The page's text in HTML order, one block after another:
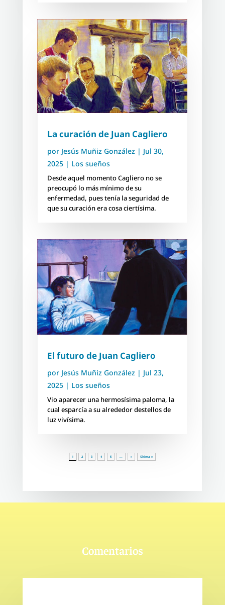
La curación de Juan Cagliero
por Jesús Muñiz González| Jul 30,
2025| Los sueños
Desde aquel momento Cagliero no se
preocupó lo más mínimo de su
enfermedad, pues tenía la seguridad de
que su curación era cosa ciertísima.
El futuro de Juan Cagliero
por Jesús Muñiz González| Jul 23,
2025| Los sueños
Vio aparecer una hermosísima paloma, la
cual esparcía a su alrededor destellos de
luz vivísima.
1 2 3 4 5 ... » Última »
Comentarios